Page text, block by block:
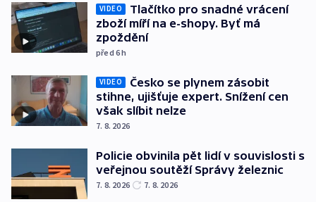
VIDEO
Tlačítko pro snadné vrácení
zboží míří na e-shopy. Byť má
zpoždění
před 6h
VIDEO
Česko se plynem zásobit
stihne, ujišťuje expert. Snížení cen
však slíbit nelze
7. 8. 2026
Policie obvinila pět lidí v souvislosti s
veřejnou soutěží Správy železnic
7. 8. 2026 7. 8. 2026